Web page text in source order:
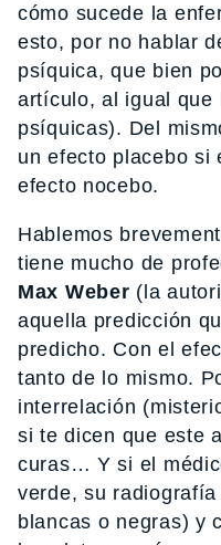
cómo sucede la
esto, por no hablar
psíquica, que bien
artículo, al igual que
psíquicas). Del
un efecto placebo si
efecto nocebo.
Hablemos
tiene mucho de
Max Weber (la
aquella predicción
predicho. Con el
tanto de lo mismo.
interrelación
si te dicen que este
curas… Y si el
verde, su
blancas o negras) y